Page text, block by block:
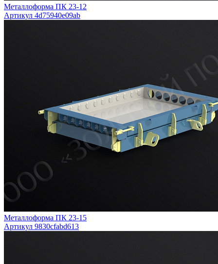
Металлоформа ПК 23-12
Артикул 4d75940e09ab
Металлоформа ПК 23-15
Артикул 9830cfabd613